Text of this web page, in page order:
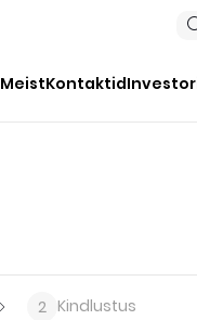
MeistKontaktid
2 Kindlustus